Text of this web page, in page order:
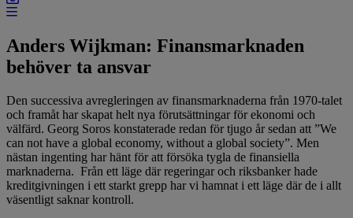
Anders Wijkman: Finansmarknaden
behöver ta ansvar
Den successiva avregleringen av finansmarknaderna från 1970-talet
och framåt har skapat helt nya förutsättningar för ekonomi och
välfärd. Georg Soros konstaterade redan för tjugo år sedan att ”We
can not have a global economy, without a global society”. Men
nästan ingenting har hänt för att försöka tygla de finansiella
marknaderna. Från ett läge där regeringar och riksbanker hade
kreditgivningen i ett starkt grepp har vi hamnat i ett läge där de i allt
väsentligt saknar kontroll.